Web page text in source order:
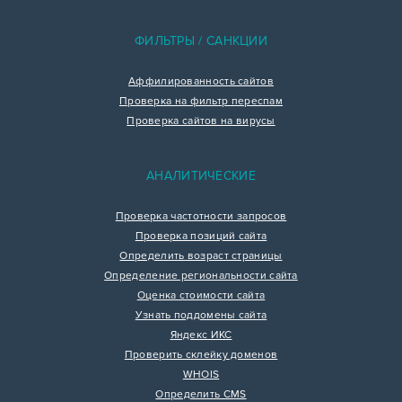
ФИЛЬТРЫ / САНКЦИИ
Аффилированность сайтов
Проверка на фильтр переспам
Проверка сайтов на вирусы
АНАЛИТИЧЕСКИЕ
Проверка частотности запросов
Проверка позиций сайта
Определить возраст страницы
Определение региональности сайта
Оценка стоимости сайта
Узнать поддомены сайта
Яндекс ИКС
Проверить склейку доменов
WHOIS
Определить CMS